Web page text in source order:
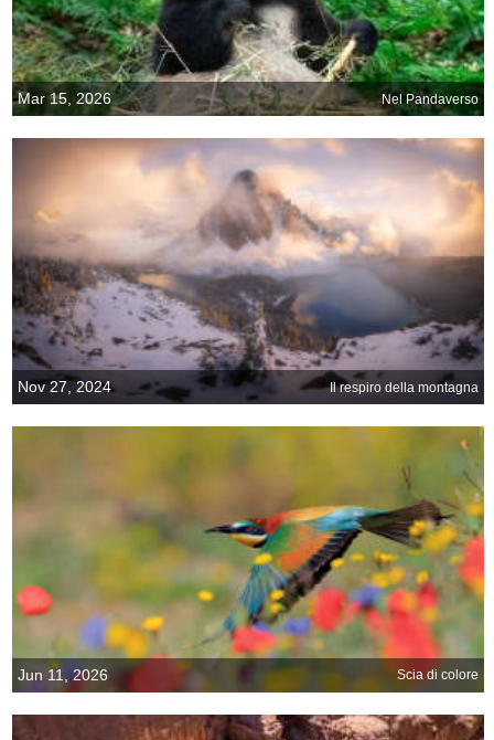
Mar 15, 2026 Nel Pandaverso
Nov 27, 2024 Il respiro della montagna
Jun 11, 2026 Scia di colore